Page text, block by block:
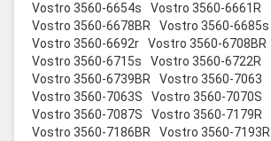
Vostro 3560-6654s
Vostro 3560-6661R
Vostro 3560-6678BR
Vostro 3560-6685s
Vostro 3560-6692r
Vostro 3560-6708BR
Vostro 3560-6715s
Vostro 3560-6722R
Vostro 3560-6739BR
Vostro 3560-7063
Vostro 3560-7063S
Vostro 3560-7070S
Vostro 3560-7087S
Vostro 3560-7179R
Vostro 3560-7186BR
Vostro 3560-7193R